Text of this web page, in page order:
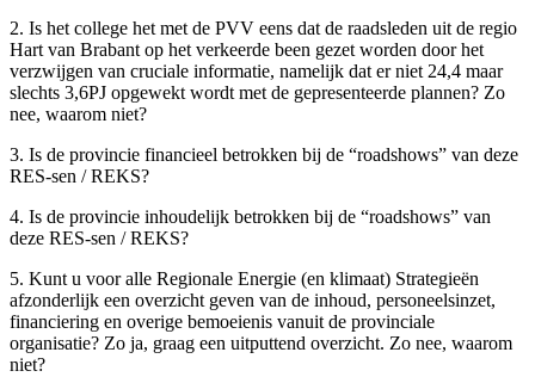
2. Is het college het met de PVV eens dat de raadsleden uit de regio
Hart van Brabant op het verkeerde been gezet worden door het
verzwijgen van cruciale informatie, namelijk dat er niet 24,4 maar
slechts 3,6PJ opgewekt wordt met de gepresenteerde plannen? Zo
nee, waarom niet?
3. Is de provincie financieel betrokken bij de “roadshows” van deze
RES-sen / REKS?
4. Is de provincie inhoudelijk betrokken bij de “roadshows” van
deze RES-sen / REKS?
5. Kunt u voor alle Regionale Energie (en klimaat) Strategieën
afzonderlijk een overzicht geven van de inhoud, personeelsinzet,
financiering en overige bemoeienis vanuit de provinciale
organisatie? Zo ja, graag een uitputtend overzicht. Zo nee, waarom
niet?